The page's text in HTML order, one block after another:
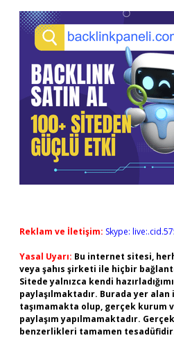
Reklam ve İletişim: Skype:
Yasal Uyarı: Bu internet sitesi,
veya şahıs şirketi ile hiçbir
Sitede yalnızca kendi
paylaşılmaktadır. Burada yer
taşımamakta olup, gerçek kurum
paylaşım yapılmamaktadır.
benzerlikleri tamamen